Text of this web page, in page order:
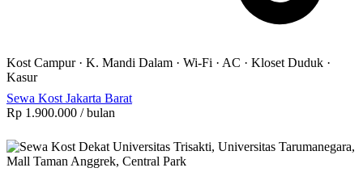
Kost Campur· K. Mandi Dalam · Wi-Fi · AC · Kloset Duduk ·
Kasur
Sewa Kost Jakarta Barat
Rp 1.900.000 / bulan